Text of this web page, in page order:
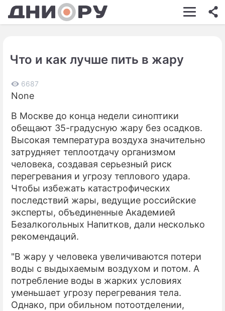
ШОУ-БИЗНЕС
КИНО
ЭКОНОМИКА
ПРОИСШЕСТВИЯ
СОННИК
СТИЛЬ ЖИЗНИ
СЕРИАЛЫ
ИГРЫ
О ПРОЕКТЕ
Что и как лучше пить в жару
6687
None
В Москве до конца недели синоптики
обещают 35-градусную жару без осадков.
Высокая температура воздуха значительно
затрудняет теплоотдачу организмом
человека, создавая серьезный риск
перегревания и угрозу теплового удара.
Чтобы избежать катастрофических
последствий жары, ведущие российские
эксперты, объединенные Академией
Безалкогольных Напитков, дали несколько
рекомендаций.
"В жару у человека увеличиваются потери
воды с выдыхаемым воздухом и потом. А
потребление воды в жарких условиях
уменьшает угрозу перегревания тела.
Однако, при обильном потоотделении,